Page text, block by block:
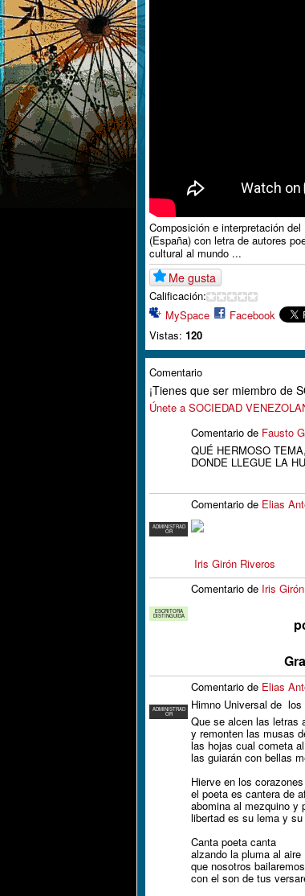
Composición e interpretación
(España) con letra de autores
cultural al mundo ...
Me gusta
Calificación:
MySpace
Facebook
Vistas: 120
Comentario
¡Tienes que ser miembro de
Únete a SOCIEDAD
Comentario de Fausto
QUÉ HERMOSO
DONDE LLEGUE LA
ADMINISTRAD
OR
Comentario de Elias
Iris Girón Riveros
ESCRITORA
DISTINGUIDA
Comentario de Iris
ADMINISTRAD
OR
Comentario de Elias
Himno Universal de los
Que se alcen las letras
y remonten las musas
las hojas cual cometa
las guiarán con bellas
Hierve en los
el poeta es cantera de
abomina al mezquino y
libertad es su lema y
Canta poeta canta
alzando la pluma al aire
que nosotros bailaremos
con el son de tus